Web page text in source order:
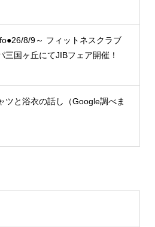
8/9～ フィットネスクラブ
三国ヶ丘にてJIBフェア開催！
ツと浴衣の話し（Google調べま